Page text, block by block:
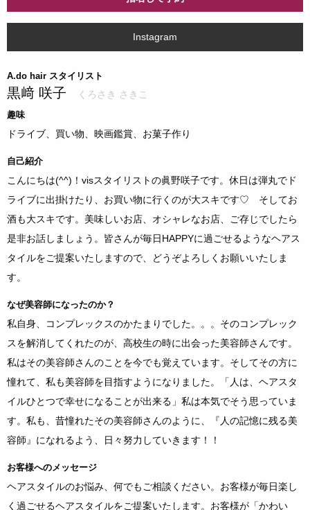
Instagram
A.do hair スタイリスト
黒﨑 咲子 くろさき さきこ
趣味
ドライブ、買い物、映画鑑賞、お菓子作り
自己紹介
こんにちは(^^)！visスタイリストの眞野咲子です。休日は弾丸でド
ライブに出掛けたり、お買い物に行くのが大スキです♡ そしてお
酒も大スキです。美味しいお店、オシャレなお店、ご存じでしたら
是非お話しましょう。皆さんが毎日HAPPYに過ごせるようなヘアス
タイルをご提案いたしますので、どうぞよろしくお願いいたしま
す。
なぜ美容師になったのか？
私自身、コンプレックスのかたまりでした。。。そのコンプレック
スを解消してくれたのが、高校生の時に出会った美容師さんです。
私はその美容師さんのことを今でも覚えています。そしてその方に
憧れて、私も美容師を目指すようになりました。「人は、ヘアスタ
イルひとつで幸せになることが出来る」私は本気でそう思っていま
す。私も、昔憧れたその美容師さんのように、『人の記憶に残る美
容師』になれるよう、日々努力していきます！！
お客様へのメッセージ
ヘアスタイルのお悩み、何でもご相談ください。お客様が毎日楽し
く過ごせるヘアスタイルをご提案いたします。お客様が「かわい